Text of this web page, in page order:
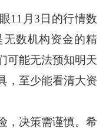
月3日的行情数
无数机构资金的精
可能无法预知明天
，至少能看清大资
决策需谨慎。希